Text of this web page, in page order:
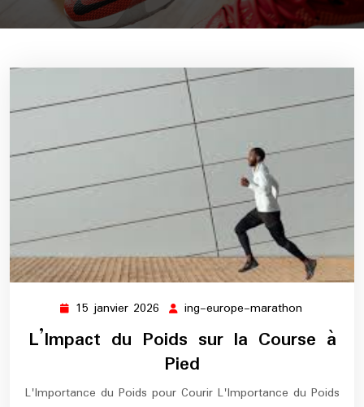
15 janvier 2026 15
janvier
2026
ing-europe-marathon
europe-
marathon
L’Impact du Poids sur la Course à
Pied
L'Importance du Poids pour Courir L'Importance du Poids